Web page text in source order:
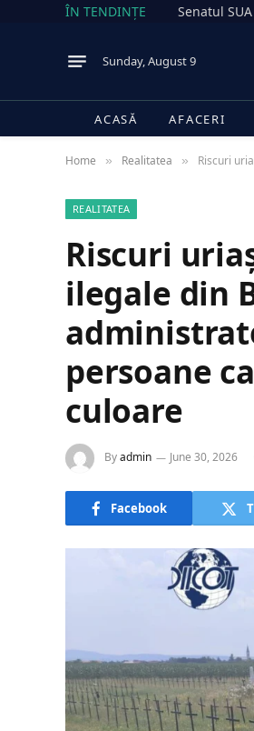
ÎN TENDINȚE
Sunday, August 9
ACASĂ AFACERI
Home » Realitatea » Riscuri
REALITATEA
Riscuri
ilegale din
persoane
culoare
Byadmin June 30, 2026
Facebook